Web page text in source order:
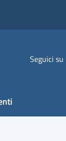
Seguici su